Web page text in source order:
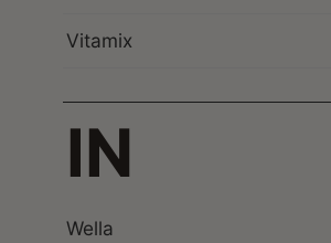
Vitamix
IN
Wella